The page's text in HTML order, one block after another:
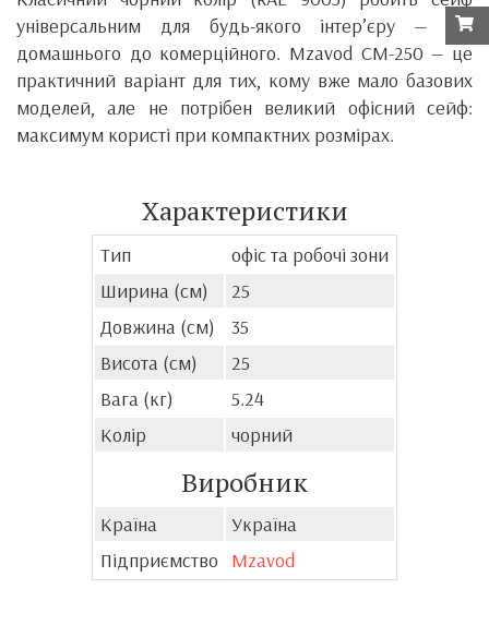
універсальним для будь-якого інтер’єру — від
домашнього до комерційного. Mzavod СМ-250 — це
практичний варіант для тих, кому вже мало базових
моделей, але не потрібен великий офісний сейф:
максимум користі при компактних розмірах.
Характеристики
Тип
офіс та робочі зони
Ширина (см)
25
Довжина (см)
35
Висота (см)
25
Вага (кг)
5.24
Колір
чорний
Виробник
Країна
Україна
Підприємство
Mzavod